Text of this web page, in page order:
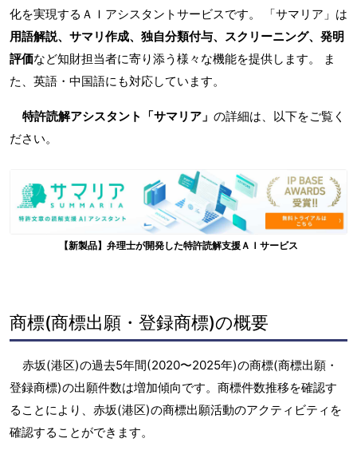
化を実現するＡＩアシスタントサービスです。 「サマリア」は
用語解説、サマリ作成、独自分類付与、スクリーニング、発明
評価など知財担当者に寄り添う様々な機能を提供します。 ま
た、英語・中国語にも対応しています。
特許読解アシスタント「サマリア」 の詳細は、以下をご覧く
ださい。
【新製品】弁理士が開発した特許読解支援ＡＩサービス
商標(商標出願・登録商標)の概要
赤坂(港区)の過去5年間(2020〜2025年)の商標(商標出願・
登録商標)の出願件数は増加傾向です。商標件数推移を確認す
ることにより、赤坂(港区)の商標出願活動のアクティビティを
確認することができます。